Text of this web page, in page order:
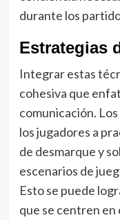
durante los
Estrategias
Integrar estas
cohesiva que
comunicación.
los jugadores a
de desmarque y
escenarios de
Esto se puede
que se centren